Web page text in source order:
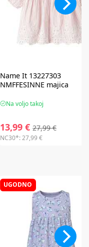
Name It 13227303
NMFFESINNE majica
Na voljo takoj
13,99 € 27,99 €
NC30*:27,99 €
UGODNO